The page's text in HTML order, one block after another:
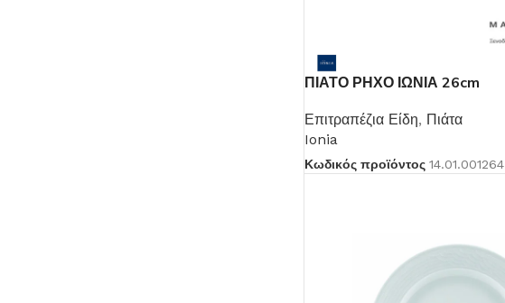
ΠΙΑΤΟ ΡΗΧΟ ΙΩΝΙΑ 26cm
Επιτραπέζια Είδη, Πιάτα
Ionia
Κωδικός προϊόντος 14.01.001264